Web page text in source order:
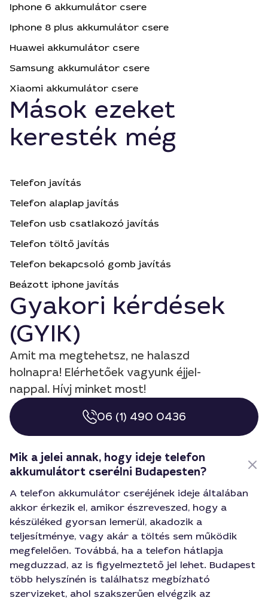
Iphone 6 akkumulátor csere
Iphone 8 plus akkumulátor csere
Huawei akkumulátor csere
Samsung akkumulátor csere
Xiaomi akkumulátor csere
Mások ezeket
keresték még
Telefon javítás
Telefon alaplap javítás
Telefon usb csatlakozó javítás
Telefon töltő javítás
Telefon bekapcsoló gomb javítás
Beázott iphone javítás
Gyakori kérdések
(GYIK)
Amit ma megtehetsz, ne halaszd
holnapra! Elérhetőek vagyunk éjjel-
nappal. Hívj minket most!
06 (1) 490 0436
Mik a jelei annak, hogy ideje telefon
akkumulátort cserélni Budapesten?
A telefon akkumulátor cseréjének ideje általában
akkor érkezik el, amikor észreveszed, hogy a
készüléked gyorsan lemerül, akadozik a
teljesítménye, vagy akár a töltés sem működik
megfelelően. Továbbá, ha a telefon hátlapja
megduzzad, az is figyelmeztető jel lehet. Budapest
több helyszínén is találhatsz megbízható
szervizeket, ahol szakszerűen elvégzik az